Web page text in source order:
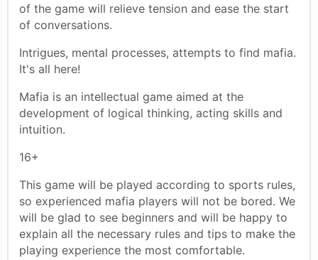
of the game will relieve tension and ease the start
of conversations.
Intrigues, mental processes, attempts to find mafia.
It's all here!
Mafia is an intellectual game aimed at the
development of logical thinking, acting skills and
intuition.
16+
This game will be played according to sports rules,
so experienced mafia players will not be bored. We
will be glad to see beginners and will be happy to
explain all the necessary rules and tips to make the
playing experience the most comfortable.